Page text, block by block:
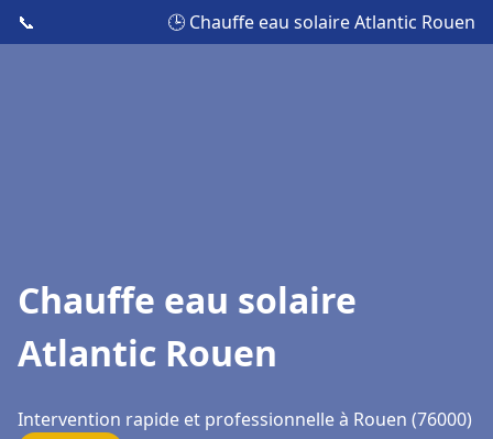
📞 🕒 Chauffe eau solaire Atlantic Rouen
Chauffe eau solaire
Atlantic Rouen
Intervention rapide et professionnelle à Rouen (76000)